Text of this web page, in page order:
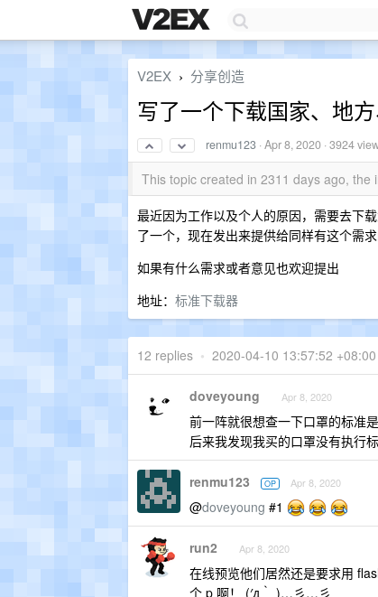
V2EX › 分享创造
写了一个下载国家、地
renmu123 ·Apr 8, 2020 · 3924
This topic created in 2311 days ago,
最近因为工作以及个人的原因，需要去下
了一个，现在发出来提供给同样有这个需
如果有什么需求或者意见也欢迎提出
地址： 标准下载器
12 replies • 2020-04-10 13:57:52 +08:00
doveyoung Apr 8, 2020
前一阵就很想查一下口罩的标准
后来我发现我买的口罩没有执行
renmu123 OP Apr 8, 2020
@doveyoung #1
run2 Apr 8, 2020
在线预览他们居然还是要求用
个 p 啊！ (′д｀ )…彡…彡